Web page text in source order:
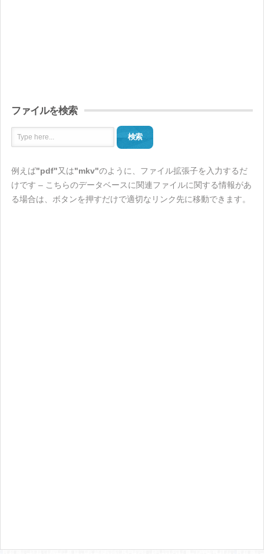
ファイルを検索
検索
例えば"pdf"又は"mkv"のように、ファイル拡張子を入力するだ
けです – こちらのデータベースに関連ファイルに関する情報があ
る場合は、ボタンを押すだけで適切なリンク先に移動できます。